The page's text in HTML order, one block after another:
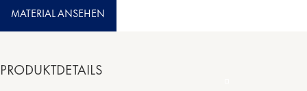
MATERIAL ANSEHEN
PRODUKTDETAILS